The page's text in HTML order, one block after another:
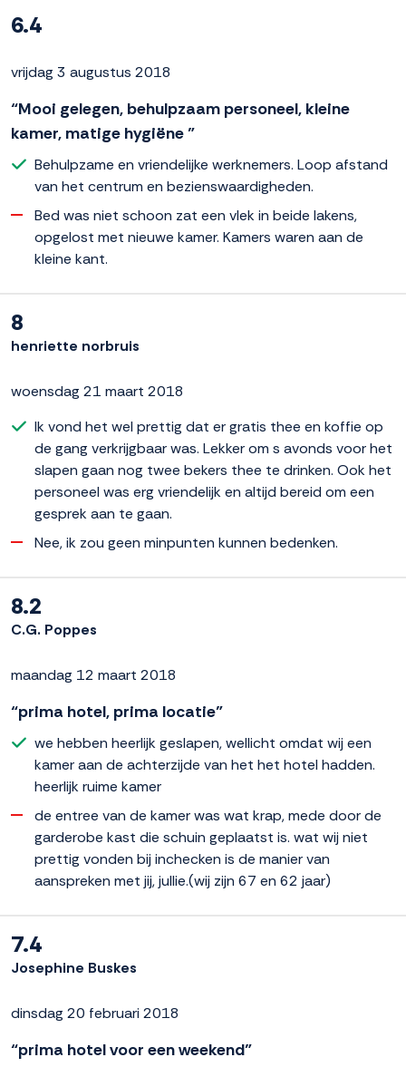
6.4
vrijdag 3 augustus 2018
“Mooi gelegen, behulpzaam personeel, kleine
kamer, matige hygiëne ”
Behulpzame en vriendelijke werknemers. Loop afstand
van het centrum en bezienswaardigheden.
Bed was niet schoon zat een vlek in beide lakens,
opgelost met nieuwe kamer. Kamers waren aan de
kleine kant.
8
henriette norbruis
woensdag 21 maart 2018
Ik vond het wel prettig dat er gratis thee en koffie op
de gang verkrijgbaar was. Lekker om s avonds voor het
slapen gaan nog twee bekers thee te drinken. Ook het
personeel was erg vriendelijk en altijd bereid om een
gesprek aan te gaan.
Nee, ik zou geen minpunten kunnen bedenken.
8.2
C.G. Poppes
maandag 12 maart 2018
“prima hotel, prima locatie”
we hebben heerlijk geslapen, wellicht omdat wij een
kamer aan de achterzijde van het het hotel hadden.
heerlijk ruime kamer
de entree van de kamer was wat krap, mede door de
garderobe kast die schuin geplaatst is. wat wij niet
prettig vonden bij inchecken is de manier van
aanspreken met jij, jullie.(wij zijn 67 en 62 jaar)
7.4
Josephine Buskes
dinsdag 20 februari 2018
“prima hotel voor een weekend”